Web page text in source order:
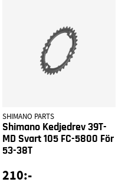
SHIMANO PARTS
Shimano Kedjedrev 39T-
MD Svart 105 FC-5800 För
53-38T
210:-